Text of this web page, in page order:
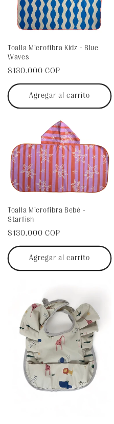
Toalla Microfibra Kidz - Blue
Waves
Precio
habitual
$130.000 COP
Agregar al carrito
Toalla Microfibra Bebé -
Starfish
Precio
habitual
$130.000 COP
Agregar al carrito